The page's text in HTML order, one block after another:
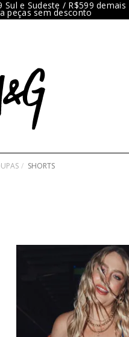
e Sudeste / R$599 demais
peças sem desconto
SHORTS